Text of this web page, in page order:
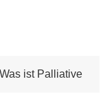
ist Palliative